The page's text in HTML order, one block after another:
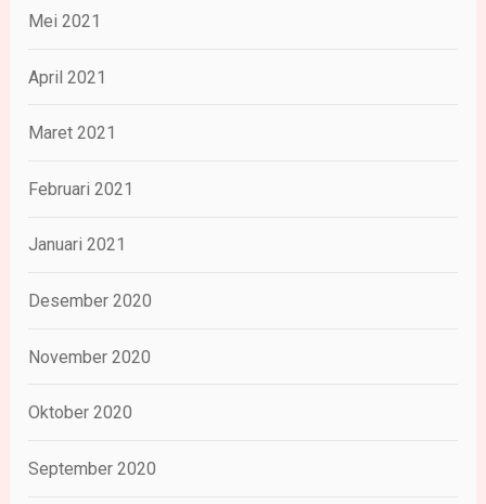
Mei 2021
April 2021
Maret 2021
Februari 2021
Januari 2021
Desember 2020
November 2020
Oktober 2020
September 2020